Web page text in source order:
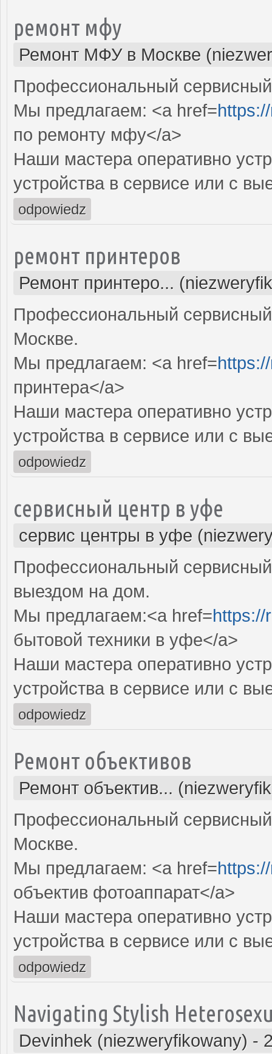
ремонт мфу
Ремонт МФУ в Москве
Профессиональный
Мы предлагаем: <a href=
по ремонту мфу</a>
Наши мастера оперативно
устройства в сервисе или с
odpowiedz
ремонт принтеров
Ремонт принтеро...
Профессиональный
Москве.
Мы предлагаем: <a href=
принтера</a>
Наши мастера оперативно
устройства в сервисе или с
odpowiedz
сервисный центр в уфе
сервис центры в уфе
Профессиональный
выездом на дом.
Мы предлагаем:<a href=https://
бытовой техники в уфе</a>
Наши мастера оперативно
устройства в сервисе или с
odpowiedz
Ремонт объективов
Ремонт объектив...
Профессиональный
Москве.
Мы предлагаем: <a href=
объектив фотоаппарат</a>
Наши мастера оперативно
устройства в сервисе или с
odpowiedz
Navigating Stylish
Devinhek (niezweryfikowany) -